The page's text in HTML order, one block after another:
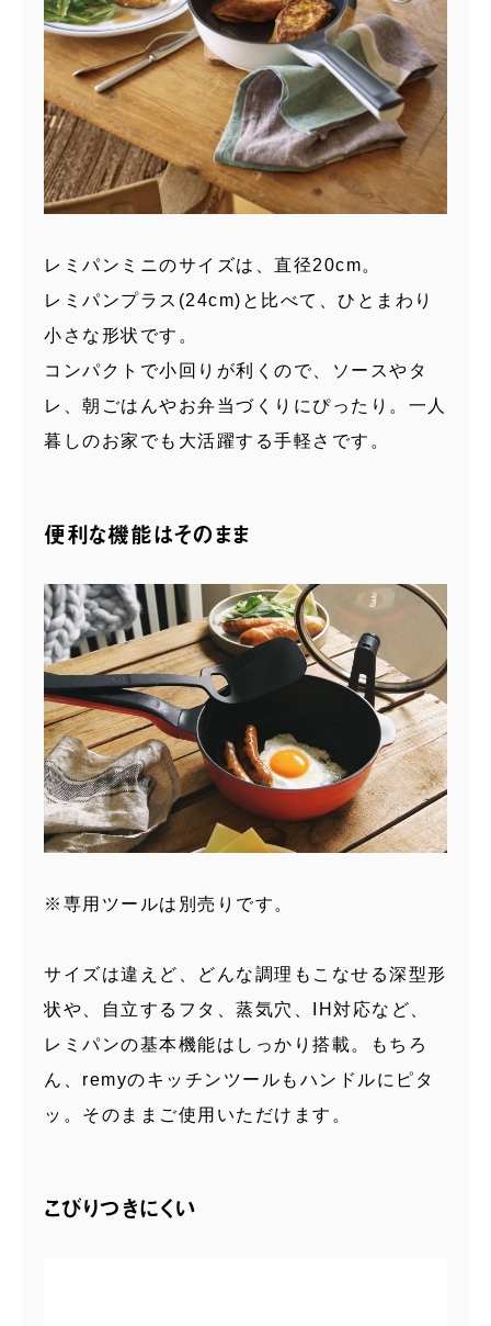
レミパンミニのサイズは、直径20cm。
レミパンプラス(24cm)と比べて、ひとまわり
小さな形状です。
コンパクトで小回りが利くので、ソースやタ
レ、朝ごはんやお弁当づくりにぴったり。一人
暮しのお家でも大活躍する手軽さです。
便利な機能はそのまま
※専用ツールは別売りです。
サイズは違えど、どんな調理もこなせる深型形
状や、自立するフタ、蒸気穴、IH対応など、
レミパンの基本機能はしっかり搭載。もちろ
ん、remyのキッチンツールもハンドルにピタ
ッ。そのままご使用いただけます。
こびりつきにくい